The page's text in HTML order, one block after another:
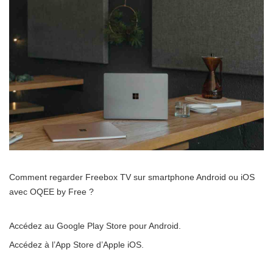
Comment regarder Freebox TV sur smartphone Android ou iOS
avec OQEE by Free ?
Accédez au Google Play Store pour Android.
Accédez à l’App Store d’Apple iOS.